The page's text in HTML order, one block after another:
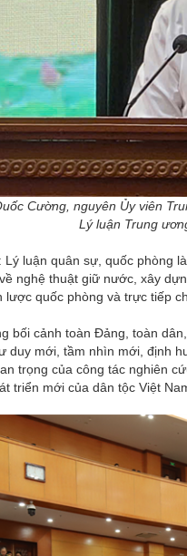
Cường, nguyên Ủy viên
Lý luận Trung
luận quân sự, quốc phòng
nghệ thuật giữ nước, xây
quốc phòng và trực tiếp
bối cảnh toàn Đảng, toàn
duy mới, tầm nhìn mới, định
trọng của công tác nghiên
triển mới của dân tộc Việt